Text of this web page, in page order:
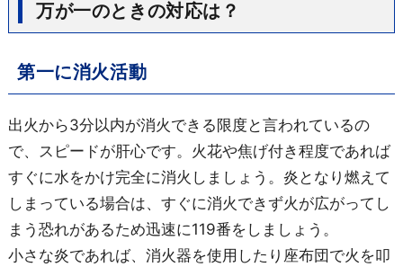
万が一のときの対応は？
第一に消火活動
出火から3分以内が消火できる限度と言われているの
で、スピードが肝心です。 火花や焦げ付き程度であれば
すぐに水をかけ完全に消火しましょう 。炎となり 燃えて
しまっている場合は、 すぐに消火できず火が広がってし
まう恐れがあるため迅速に119番をしましょう。
小さな炎であれば、消火器を使用したり 座布団で火を叩